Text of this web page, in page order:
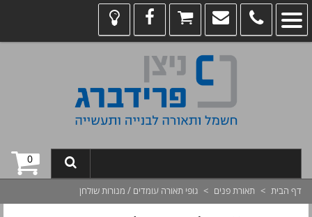
0
דף הבית > תאורת פנים > גופי תאורה עומדים / מנורות שולחן